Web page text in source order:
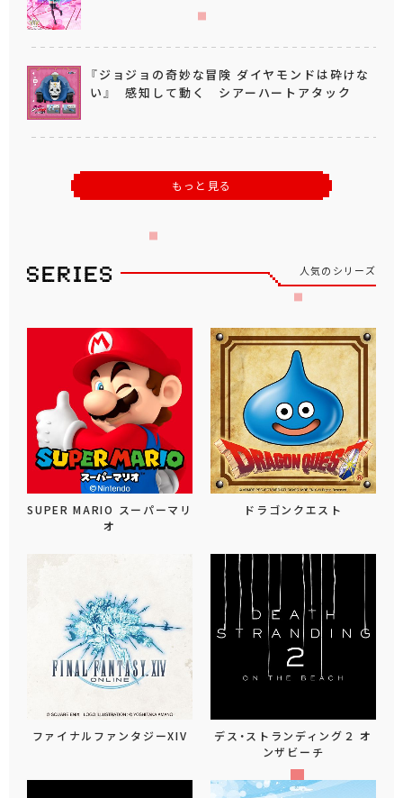
『ジョジョの奇妙な冒険 ダイヤモンドは砕けな
い』 感知して動く シアーハートアタック
もっと見る
人気のシリーズ
SUPER MARIO スーパーマリ
オ
ドラゴンクエスト
ファイナルファンタジーXIV
デス・ストランディング２ オ
ンザビーチ